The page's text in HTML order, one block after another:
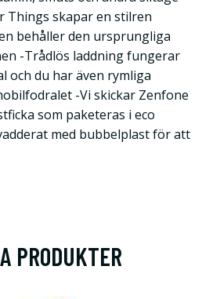
Things skapar en stilren
behåller den ursprungliga
-Trådlös laddning fungerar
och du har även rymliga
-Vi skickar Zenfone
som paketeras i eco
med bubbelplast för att
PRODUKTER